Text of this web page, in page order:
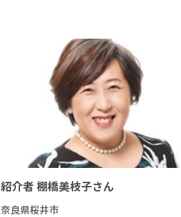
紹介者 棚橋美枝子さん
奈良県桜井市